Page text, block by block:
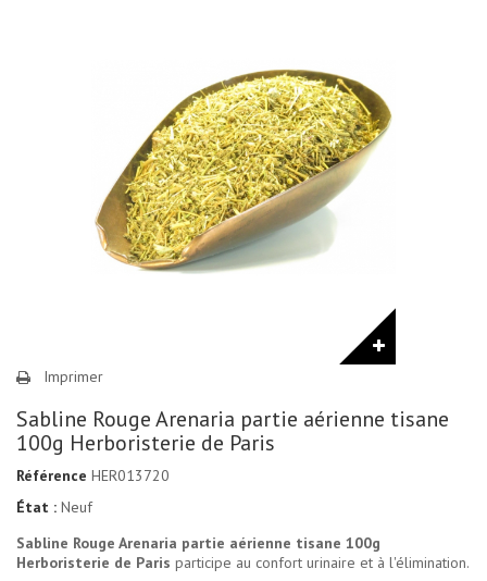
Imprimer
Sabline Rouge Arenaria partie aérienne tisane
100g Herboristerie de Paris
Référence HER013720
État : Neuf
Sabline Rouge Arenaria partie aérienne tisane 100g
Herboristerie de Paris participe au confort urinaire et à l'élimination.